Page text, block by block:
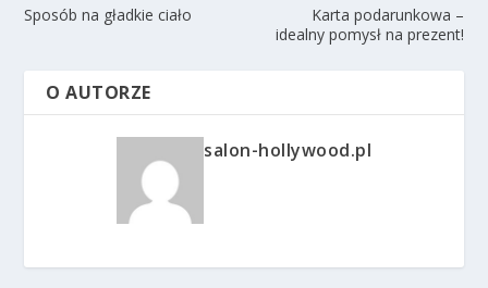
Sposób na gładkie ciało
Karta podarunkowa –
idealny pomysł na prezent!
O AUTORZE
salon-hollywood.pl